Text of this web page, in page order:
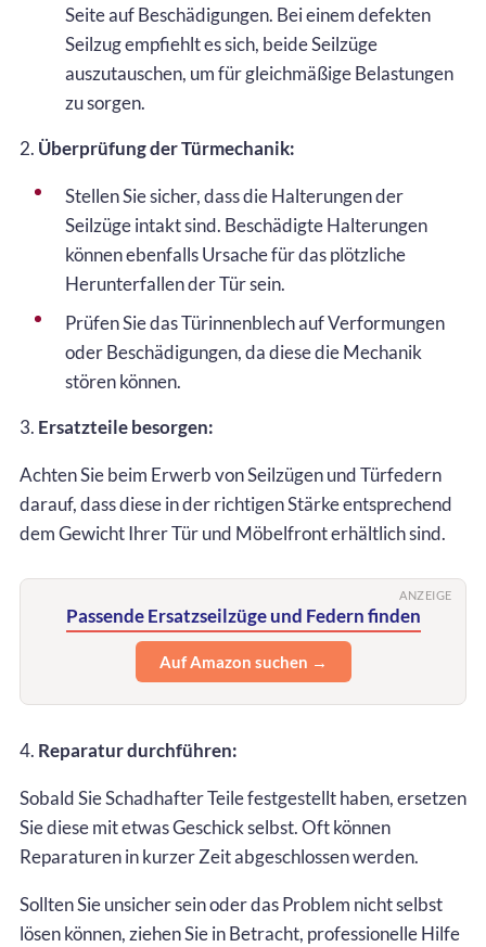
Seite auf Beschädigungen. Bei einem defekten
Seilzug empfiehlt es sich, beide Seilzüge
auszutauschen, um für gleichmäßige Belastungen
zu sorgen.
2. Überprüfung der Türmechanik:
Stellen Sie sicher, dass die Halterungen der
Seilzüge intakt sind. Beschädigte Halterungen
können ebenfalls Ursache für das plötzliche
Herunterfallen der Tür sein.
Prüfen Sie das Türinnenblech auf Verformungen
oder Beschädigungen, da diese die Mechanik
stören können.
3. Ersatzteile besorgen:
Achten Sie beim Erwerb von Seilzügen und Türfedern
darauf, dass diese in der richtigen Stärke entsprechend
dem Gewicht Ihrer Tür und Möbelfront erhältlich sind.
ANZEIGE
Passende Ersatzseilzüge und Federn finden
Auf Amazon suchen →
4. Reparatur durchführen:
Sobald Sie Schadhafter Teile festgestellt haben, ersetzen
Sie diese mit etwas Geschick selbst. Oft können
Reparaturen in kurzer Zeit abgeschlossen werden.
Sollten Sie unsicher sein oder das Problem nicht selbst
lösen können, ziehen Sie in Betracht, professionelle Hilfe